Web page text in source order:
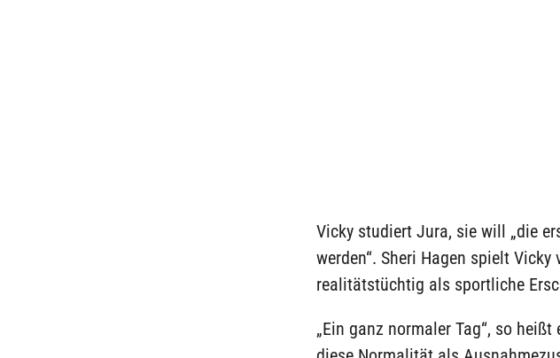
Vicky studiert Jura, sie will „die
werden“. Sheri Hagen spielt
realitätstüchtig als sportliche
„Ein ganz normaler Tag“, so